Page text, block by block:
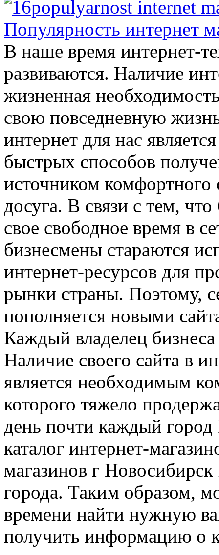
В наше время интернет-
развиваются. Наличие
жизненная
свою повседневную
интернет для нас
быстрых способов
источником
досуга. В связи с тем,
свое свободное время в
бизнесмены стараются
интернет-ресурсов для
рынки страны. Поэтому,
пополняется новыми
Каждый владелец бизнеса
Наличие своего сайта в
является необходимым
которого тяжело
день почти каждый город
каталог интернет-
магазинов г
города. Таким образом,
времени найти нужную
получить информацию о